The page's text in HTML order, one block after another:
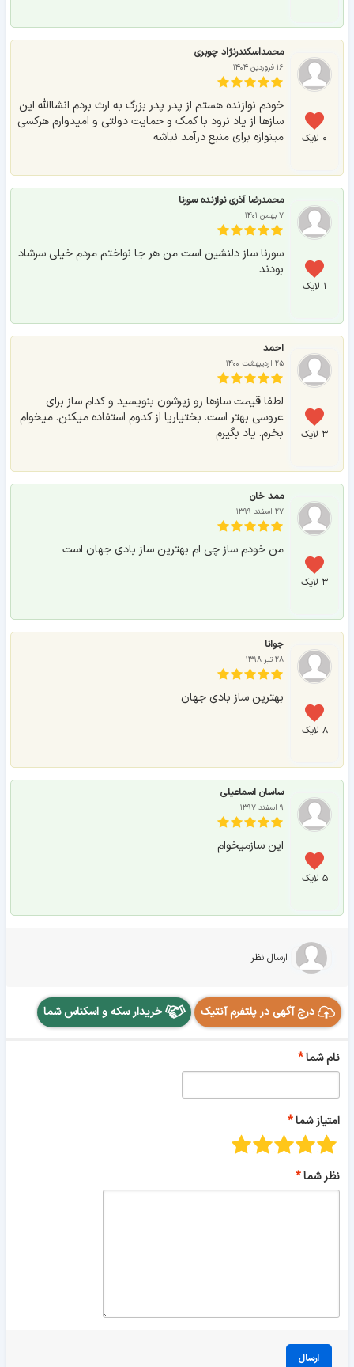
۰ لایک
محمداسکندرنژاد چوبری
۱۶ فروردین ۱۴۰۴
خودم نوازنده هستم از پدر پدر بزرگ به ارث بردم انشاالله این
سازها از یاد نرود با کمک و حمایت دولتی و امیدوارم هرکسی
مینوازه برای منبع درآمد نباشه
۱ لایک
محمد‌رضا آذری‌ نوازنده سورنا
۷ بهمن ۱۴۰۱
سورنا ساز دلنشین است من هر‌ جا نواختم مردم خیلی سر‌شاد‌
بودند
۳ لایک
احمد
۲۵ اردیبهشت ۱۴۰۰
لطفا قیمت سازها رو زیرشون بنویسید و کدام ساز برای
عروسی بهتر است. بختیاریا از کدوم استفاده میکنن. میخوام
بخرم. یاد بگیرم
۳ لایک
ممد خان
۲۷ اسفند ۱۳۹۹
من خودم ساز چی ام بهترین ساز بادی جهان است
۸ لایک
جوانا
۲۸ تیر ۱۳۹۸
بهترین ساز بادی جهان
۵ لایک
ساسان اسماعیلی
۹ اسفند ۱۳۹۷
این سازمیخوام
ارسال نظر
درج آگهی در پلتفرم آنتیک خریدار سکه و اسکناس شما
نام شما
امتیاز شما
نظر شما
ارسال